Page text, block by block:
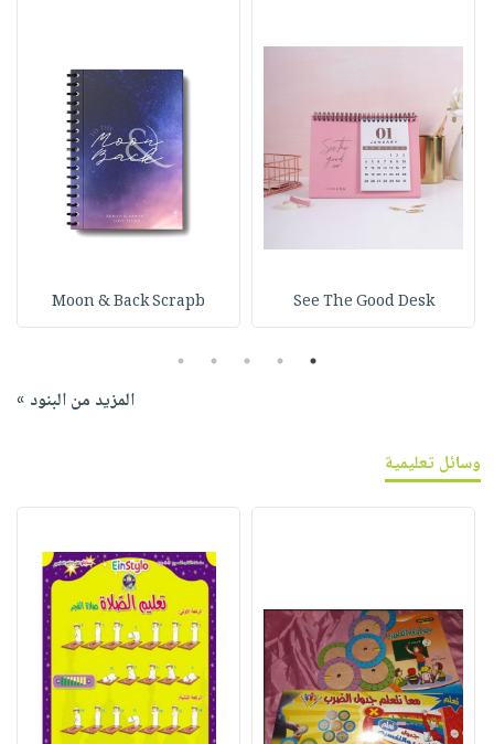
See The Good Desk
Moon & Back Scrapb
1
2
3
4
5
المزيد من البنود »
وسائل تعليمية